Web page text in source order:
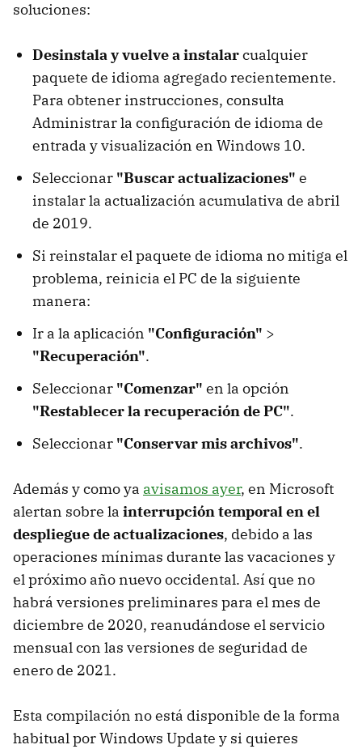
soluciones:
Desinstala y vuelve a instalarcualquier
paquete de idioma agregado recientemente.
Para obtener instrucciones, consulta
Administrar la configuración de idioma de
entrada y visualización en Windows 10.
Seleccionar "Buscar actualizaciones" e
instalar la actualización acumulativa de abril
de 2019.
Si reinstalar el paquete de idioma no mitiga el
problema, reinicia el PC de la siguiente
manera:
Ir a la aplicación "Configuración" >
"Recuperación".
Seleccionar "Comenzar" en la opción
"Restablecer la recuperación de PC".
Seleccionar "Conservar mis archivos".
Además y como ya avisamos ayer, en Microsoft
alertan sobre la interrupción temporal en el
despliegue de actualizaciones, debido a las
operaciones mínimas durante las vacaciones y
el próximo año nuevo occidental. Así que no
habrá versiones preliminares para el mes de
diciembre de 2020, reanudándose el servicio
mensual con las versiones de seguridad de
enero de 2021.
Esta compilación no está disponible de la forma
habitual por Windows Update y si quieres